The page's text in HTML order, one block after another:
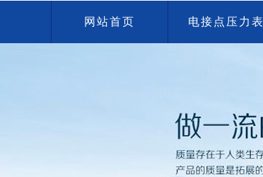
网站首页 电接点压力表